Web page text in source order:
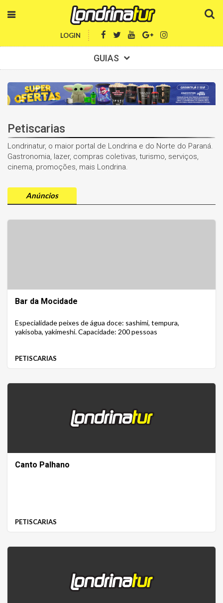
LOGIN
GUIAS
Petiscarias
Londrinatur, o maior portal de Londrina e do Norte do Paraná.
Gastronomia, lazer, compras coletivas, turismo, serviços,
cinema, promoções, mais Londrina.
Anúncios
Bar da Mocidade
Especialidade peixes de água doce: sashimi, tempura,
yakisoba, yakimeshi. Capacidade: 200 pessoas
PETISCARIAS
Canto Palhano
PETISCARIAS